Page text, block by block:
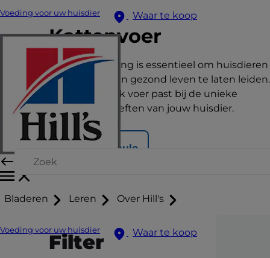
Voeding voor uw huisdier Waar te koop
Bladeren Leren Over Hill's
Voeding voor uw huisdier Waar te koop
Kattenvoer
De juiste voeding is essentieel om huisdieren
een gelukkig en gezond leven te laten leiden.
Bekijk hier welk voer past bij de unieke
voedingsbehoeften van jouw huisdier.
Vind je formule
Filter